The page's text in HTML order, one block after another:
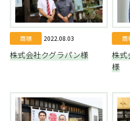
商標 2022.08.03
株式会社クグラパン様
商
株式
様